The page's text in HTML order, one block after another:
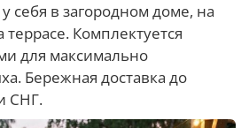
себя в загородном доме, на
террасе. Комплектуется
для максимально
Бережная доставка до
СНГ.